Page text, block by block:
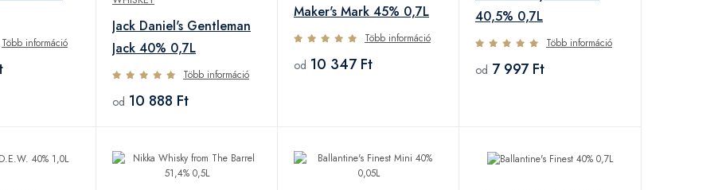
Több információ
Jack Daniel's Gentleman
Jack 40% 0,7L
Több információ
od 10 888 Ft
Maker's Mark 45% 0,7L
Több információ
od 10 347 Ft
40,5% 0,7L
Több információ
od 7 997 Ft